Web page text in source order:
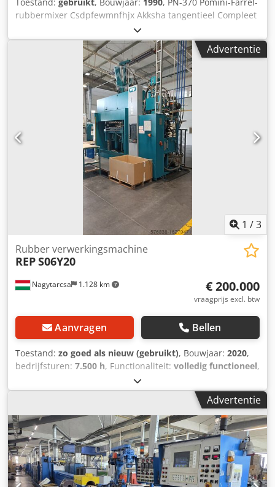
Toestand: gebruikt, Bouwjaar: 1990, PN-370 Pomini-Farrel-
rubbermixer Csdpfewmnfhjx Akksha tangentieel Compleet
leverbaar met versnellingsbak, 2 x DC-motoren,
olieweegschaal, bontweegschaal, chemische weegschaal,
batchfeeder Beschrijving bijgevoegd!
Advertentie
1 /3
Nagytarcsa 1.128 km
Rubber verwerkingsmachine
REPS06Y20
€ 200.000
vraagprijs excl. btw
Aanvragen Bellen
Toestand: zo goed als nieuw (gebruikt), Bouwjaar: 2020,
bedrijfsturen: 7.500 h, Functionaliteit: volledig functioneel,
driefasig, aantal injecties:
Uitstekende rubber spuitgietmachine in perfecte staat,
bouwjaar 2020. Zeer weinig bedrijfsuren, in perfecte staat.
Sluitkracht 600 ton Spuitvolume 2500 cc
Verwarmingsbladen 1200 x 1300 mm FIFO injectiesysteem
2500 bar Kernheffer bewegende plaat Kernheffer vaste
plaat Gegevensback-up op CF-kaart Energiebesparing door
servopompbesturing Chsdpfstu H Stox Akkea
Advertentie